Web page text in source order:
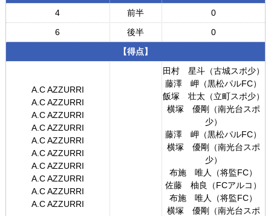
プロフィール
4
前半
0
6
後半
0
【得点】
A.C AZZURRI
A.C AZZURRI
A.C AZZURRI
A.C AZZURRI
A.C AZZURRI
A.C AZZURRI
A.C AZZURRI
A.C AZZURRI
A.C AZZURRI
A.C AZZURRI
田村 星斗（古城スポ少）
藤澤 岬（黒松パルFC）
飯塚 壮太（立町スポ少）
横塚 優剛（南光台スポ
少）
藤澤 岬（黒松パルFC）
横塚 優剛（南光台スポ
少）
布施 唯人（将監FC）
佐藤 柚良（FCアルコ）
布施 唯人（将監FC）
横塚 優剛（南光台スポ